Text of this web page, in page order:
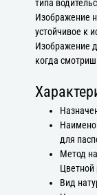
типа
Изображение
устойчивое к
Изображение
когда
для
Метод
Цветной
Вид